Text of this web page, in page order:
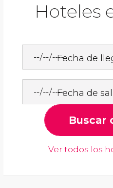
Hoteles
Fecha de
Fecha de
Buscar
Ver todos los